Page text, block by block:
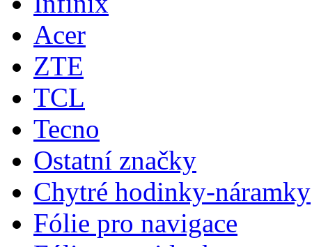
Acer
ZTE
TCL
Tecno
Ostatní značky
Chytré hodinky-náramky
Fólie pro navigace